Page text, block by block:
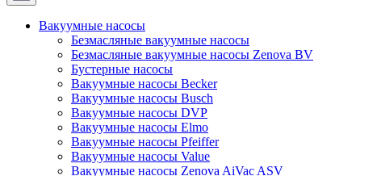
Вакуумные насосы
Безмасляные вакуумные насосы
Безмасляные вакуумные насосы Zenova BV
Бустерные насосы
Вакуумные насосы Becker
Вакуумные насосы Busch
Вакуумные насосы DVP
Вакуумные насосы Elmo
Вакуумные насосы Pfeiffer
Вакуумные насосы Value
Вакуумные насосы Zenova AiVac ASV